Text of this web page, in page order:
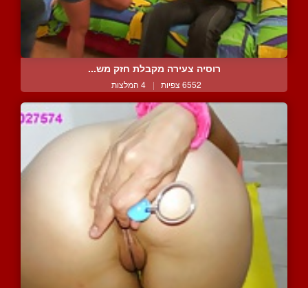
רוסיה צעירה מקבלת חזק מש...
6552 צפיות | 4 המלצות